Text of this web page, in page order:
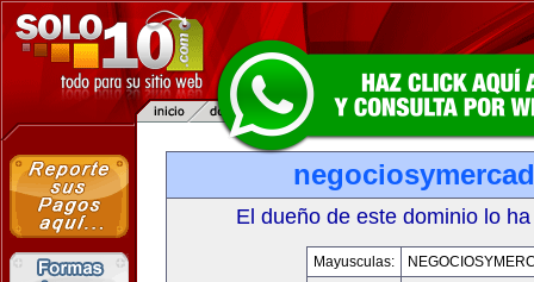
El dueño de este dominio lo
Mayusculas: